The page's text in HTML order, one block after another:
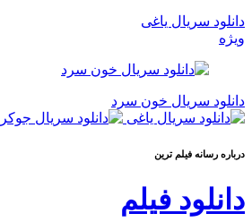
دانلود سریال یاغی
ویژه
دانلود سریال خون سرد
درباره رسانه فيلم ترين
دانلود فیلم